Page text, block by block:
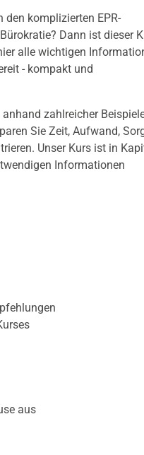
den komplizierten EPR-
Dann ist dieser
alle wichtigen
- kompakt und
zahlreicher
Sie Zeit, Aufwand,
Unser Kurs ist in
Informationen
aus